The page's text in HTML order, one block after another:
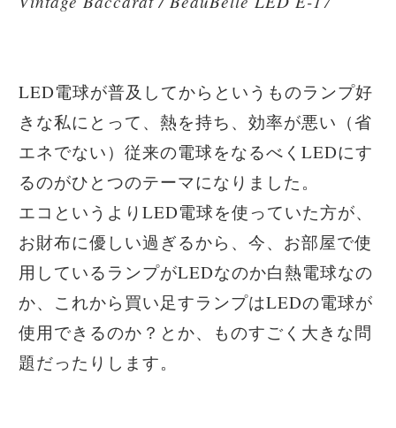
LED電球が普及してからというものランプ好
きな私にとって、熱を持ち、効率が悪い（省
エネでない）従来の電球をなるべくLEDにす
るのがひとつのテーマになりました。
エコというよりLED電球を使っていた方が、
お財布に優しい過ぎるから、今、お部屋で使
用しているランプがLEDなのか白熱電球なの
か、これから買い足すランプはLEDの電球が
使用できるのか？とか、ものすごく大きな問
題だったりします。